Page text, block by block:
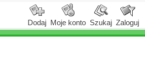
Dodaj Moje konto Szukaj Zaloguj